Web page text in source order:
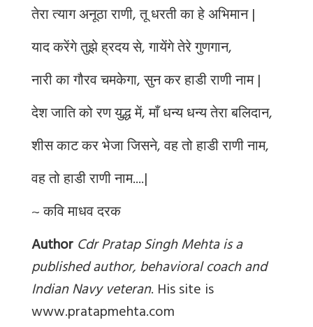
तेरा त्याग अनूठा राणी, तू धरती का हे अभिमान |
याद करेंगे तुझे ह्रदय से, गायेंगे तेरे गुणगान,
नारी का गौरव चमकेगा, सुन कर हाडी राणी नाम |
देश जाति को रण युद्ध में, माँ धन्य धन्य तेरा बलिदान,
शीस काट कर भेजा जिसने, वह तो हाडी राणी नाम,
वह तो हाडी राणी नाम....|
~ कवि माधव दरक
AuthorCdr Pratap Singh Mehta is a
published author, behavioral coach and
Indian Navy veteran. His site is
www.pratapmehta.com